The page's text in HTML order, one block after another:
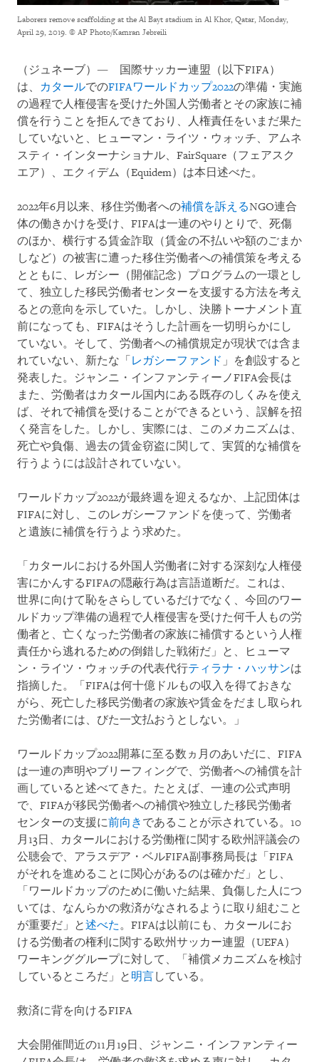
Laborers remove scaffolding at the Al Bayt stadium in Al Khor, Qatar, Monday,
April 29, 2019. © AP Photo/Kamran Jebreili
（ジュネーブ）― 国際サッカー連盟（以下FIFA）
は、
カタールでのFIFAワールドカップ2022の準備・実施
の過程で人権侵害を受けた外国人労働者とその家族に補
償を行うことを拒んできており、人権責任をいまだ果た
していないと、ヒューマン・ライツ・ウォッチ、アムネ
スティ・インターナショナル、FairSquare（フェアスク
エア）、エクィデム（Equidem）は本日述べた。
2022年6月以来、移住労働者への補償を訴えるNGO連合
体の働きかけを受け、FIFAは一連のやりとりで、死傷
のほか、横行する賃金詐取（賃金の不払いや額のごまか
しなど）の被害に遭った移住労働者への補償策を考える
とともに、レガシー（開催記念）プログラムの一環とし
て、独立した移民労働者センターを支援する方法を考え
るとの意向を示していた。しかし、決勝トーナメント直
前になっても、FIFAはそうした計画を一切明らかにし
ていない。そして、労働者への補償規定が現状では含ま
れていない、新たな「 レガシーファンド 」を創設すると
発表した。ジャンニ・インファンティーノFIFA会長は
また、労働者はカタール国内にある既存のしくみを使え
ば、それで補償を受けることができるという、誤解を招
く発言をした。しかし、実際には、このメカニズムは、
死亡や負傷、過去の賃金窃盗に関して、実質的な補償を
行うようには設計されていない。
ワールドカップ2022が最終週を迎えるなか、上記団体は
FIFAに対し、このレガシーファンドを使って、労働者
と遺族に補償を行うよう求めた。
「カタールにおける外国人労働者に対する深刻な人権侵
害にかんするFIFAの隠蔽行為は言語道断だ。これは、
世界に向けて恥をさらしているだけでなく、今回のワー
ルドカップ準備の過程で人権侵害を受けた何千人もの労
働者と、亡くなった労働者の家族に補償するという人権
責任から逃れるための倒錯した戦術だ」と、ヒューマ
ン・ライツ・ウォッチの代表代行ティラナ・ハッサンは
指摘した。「FIFAは何十億ドルもの収入を得ておきな
がら、死亡した移民労働者の家族や賃金をだまし取られ
た労働者には、びた一文払おうとしない。」
ワールドカップ2022開幕に至る数ヵ月のあいだに、FIFA
は一連の声明やブリーフィングで、労働者への補償を計
画していると述べてきた。たとえば、一連の公式声明
で、FIFAが移民労働者への補償や独立した移民労働者
センターの支援に前向き であることが示されている。10
月13日、カタールにおける労働権に関する欧州評議会の
公聴会で、アラスデア・ベルFIFA副事務局長は「FIFA
がそれを進めることに関心があるのは確かだ」とし、
「ワールドカップのために働いた結果、負傷した人につ
いては、なんらかの救済がなされるように取り組むこと
が重要だ」と述べた。FIFAは以前にも、カタールにお
ける労働者の権利に関する欧州サッカー連盟（UEFA）
ワーキンググループに対して、「補償メカニズムを検討
しているところだ」と 明言している。
救済に背を向けるFIFA
大会開催間近の11月19日、ジャンニ・インファンティー